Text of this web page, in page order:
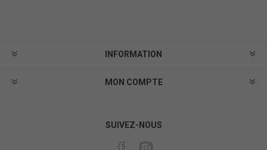
INFORMATION
MON COMPTE
SUIVEZ-NOUS